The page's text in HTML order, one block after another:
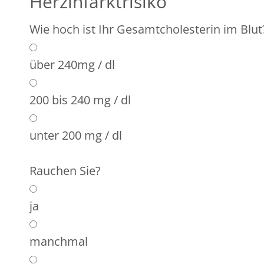
Wie hoch ist Ihr Gesamtcholesterin im
über 240mg / dl
200 bis 240 mg / dl
unter 200 mg / dl
Rauchen Sie?
ja
manchmal